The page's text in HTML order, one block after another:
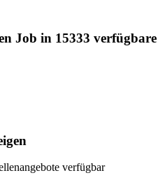
Job in 15333 verfügbare
verfügbar